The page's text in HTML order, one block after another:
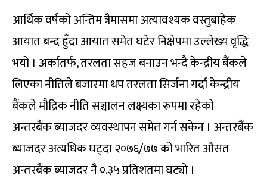
आर्थिक वर्षको अन्तिम त्रैमासमा अत्यावश्यक वस्तुबाहेक
आयात बन्द हुँदा आयात समेत घटेर निक्षेपमा उल्लेख्य वृद्धि
भयो । अर्कातर्फ, तरलता सहज बनाउन भन्दै केन्द्रीय बैंकले
लिएका नीतिले बजारमा थप तरलता सिर्जना गर्दा केन्द्रीय
बैंकले मौद्रिक नीति सञ्चालन लक्ष्यका रूपमा रहेको
अन्तरबैंक ब्याजदर व्यवस्थापन समेत गर्न सकेन । अन्तरबैंक
ब्याजदर अत्यधिक घट्दा २०७६/७७ को भारित औसत
अन्तरबैंक ब्याजदर नै ०.३५ प्रतिशतमा घट्यो ।